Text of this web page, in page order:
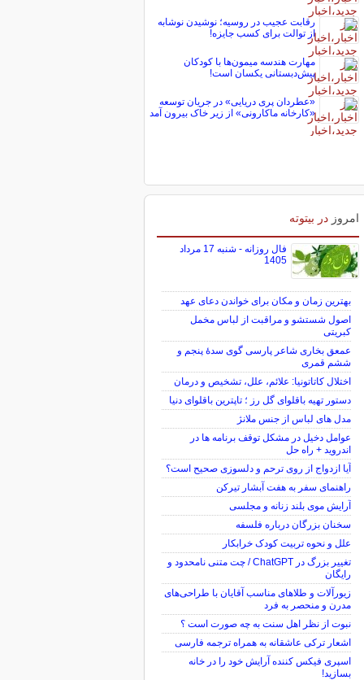
رقابت عجیب در روسیه؛ نوشیدن نوشابه
از توالت برای کسب جایزه!
مهارت هندسه میمون‌ها با کودکان
پیش‌دبستانی یکسان است!
«عطردان پری دریایی» در جریان توسعه
«کارخانه ماکارونی» از زیر خاک بیرون آمد
امروز در بیتوته
فال روزانه - شنبه 17 مرداد
1405
بهترین زمان و مکان برای خواندن دعای عهد
اصول شستشو و مراقبت از لباس مخمل
کبریتی
عمعق بخاری شاعر پارسی گوی سدهٔ پنجم و
ششم قمری
اختلال کاتاتونیا: علائم، علل، تشخیص و درمان
دستور تهیه باقلوای گل رز ؛ تاپترین باقلوای دنیا
مدل های لباس از جنس ملانژ
عوامل دخیل در مشکل توقف برنامه ها در
اندروید + راه حل
آیا ازدواج از روی ترحم و دلسوزی صحیح است؟
راهنمای سفر به هفت آبشار تیرکن
آرایش موی بلند زنانه و مجلسی
سخنان بزرگان درباره فلسفه
علل و نحوه تربیت کودک خرابکار
تغییر بزرگ در ChatGPT / چت متنی نامحدود و
رایگان
زیورآلات و طلاهای مناسب آقایان با طراحی‌های
مدرن و منحصر به فرد
نبوت از نظر اهل سنت به چه صورت است ؟
اشعار ترکی عاشقانه به همراه ترجمه فارسی
اسپری فیکس کننده آرایش خود را در خانه
بسازید!